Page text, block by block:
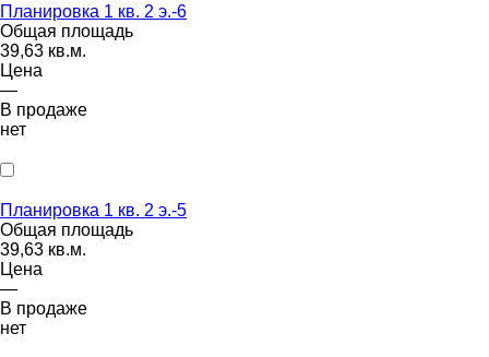
Планировка 1 кв. 2 э.-6
Общая площадь
39,63 кв.м.
Цена
—
В продаже
нет
Планировка 1 кв. 2 э.-5
Общая площадь
39,63 кв.м.
Цена
—
В продаже
нет